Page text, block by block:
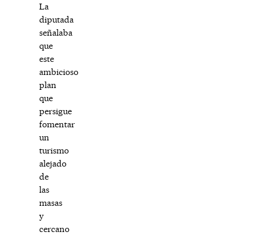
La
diputada
señalaba
que
este
ambicioso
plan
que
persigue
fomentar
un
turismo
alejado
de
las
masas
y
cercano